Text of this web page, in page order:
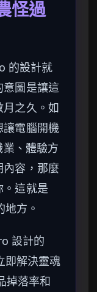
怪過
的設計就
圖是讓這
之久。如
讓電腦開機
、體驗方
容，那麼
這就是
方。
設計的
即解決靈魂
掉落率和